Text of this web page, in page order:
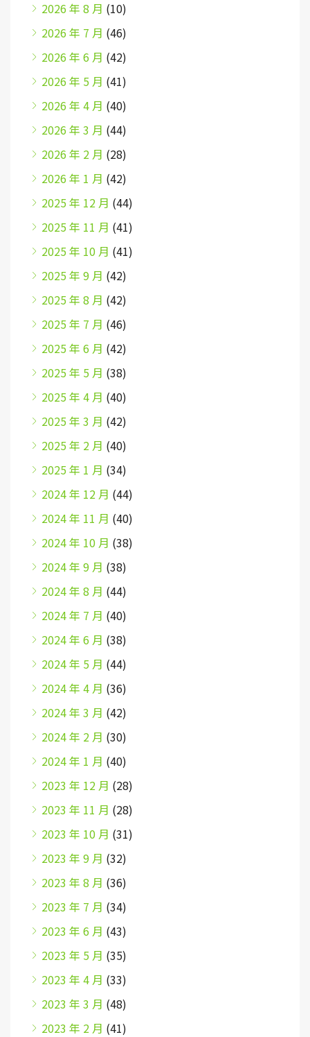
2026 年 8 月 (10)
2026 年 7 月 (46)
2026 年 6 月 (42)
2026 年 5 月 (41)
2026 年 4 月 (40)
2026 年 3 月 (44)
2026 年 2 月 (28)
2026 年 1 月 (42)
2025 年 12 月 (44)
2025 年 11 月 (41)
2025 年 10 月 (41)
2025 年 9 月 (42)
2025 年 8 月 (42)
2025 年 7 月 (46)
2025 年 6 月 (42)
2025 年 5 月 (38)
2025 年 4 月 (40)
2025 年 3 月 (42)
2025 年 2 月 (40)
2025 年 1 月 (34)
2024 年 12 月 (44)
2024 年 11 月 (40)
2024 年 10 月 (38)
2024 年 9 月 (38)
2024 年 8 月 (44)
2024 年 7 月 (40)
2024 年 6 月 (38)
2024 年 5 月 (44)
2024 年 4 月 (36)
2024 年 3 月 (42)
2024 年 2 月 (30)
2024 年 1 月 (40)
2023 年 12 月 (28)
2023 年 11 月 (28)
2023 年 10 月 (31)
2023 年 9 月 (32)
2023 年 8 月 (36)
2023 年 7 月 (34)
2023 年 6 月 (43)
2023 年 5 月 (35)
2023 年 4 月 (33)
2023 年 3 月 (48)
2023 年 2 月 (41)